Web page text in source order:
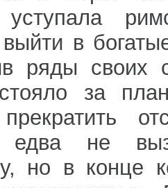
уступала
выйти в
ряды своих
за
едва не
но в конце